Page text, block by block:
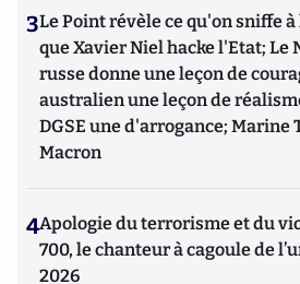
3Le Point révèle ce qu'on sniffe
que Xavier Niel hacke l'Etat; Le
russe donne une leçon de
australien une leçon de
DGSE une d'arrogance;
Macron
4Apologie du terrorisme et du
700, le chanteur à cagoule de
2026